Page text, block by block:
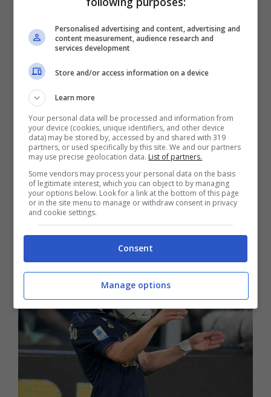
titolaritàcon Thiago Motta ma dovrà
sgomitare per riuscire a convincere il tecnico
che è lui l’imprescindibile in zona offensiva.
Le condizioni di Conceiçao sono da
monitorare, perché ilproblema muscolare
che ha patito poche ore fa potrebbe essere
“pericoloso” per il futuro del club bianconero:
Motta è in ansia
Personalised advertising and content, advertising and
content measurement, audience research and
services development
Store and/or access information on a device
Learn more
Your personal data will be processed and information from
your device (cookies, unique identifiers, and other device
data) may be stored by, accessed by and shared with 319
partners, or used specifically by this site. We and our partners
may use precise geolocation data. List of partners.
Some vendors may process your personal data on the basis
of legitimate interest, which you can object to by managing
your options below. Look for a link at the bottom of this page
or in the site menu to manage or withdraw consent in privacy
and cookie settings.
Consent
Manage options